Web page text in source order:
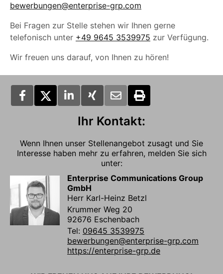
bewerbungen@enterprise-grp.com
Bei Fragen zur Stelle stehen wir Ihnen gerne
telefonisch unter +49 9645 3539975 zur Verfügung.
Wir freuen uns darauf, von Ihnen zu hören!
Ihr Kontakt:
Wenn Ihnen unser Stellenangebot zusagt und Sie
Interesse haben mehr zu erfahren, melden Sie sich
unter:
Enterprise Communications Group
GmbH
Herr Karl-Heinz Betzl
Krummer Weg 20
92676 Eschenbach
Tel: 09645 3539975
bewerbungen@enterprise-grp.com
https://enterprise-grp.de